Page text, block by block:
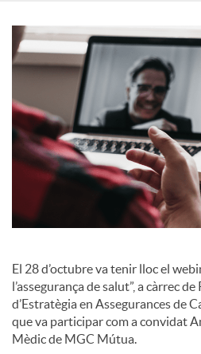
o
c
i
a
l
s
El 28 d’octubre va tenir lloc el
l’assegurança de salut”, a càrrec
d’Estratègia en Assegurances de
que va participar com a convidat
Mèdic de MGC Mútua.